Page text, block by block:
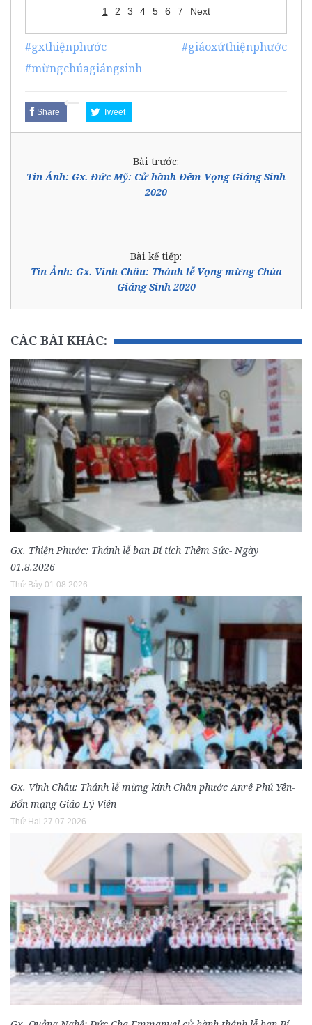
1 2 3 4 5 6 7 Next
#gxthiệnphước
#giáoxứthiệnphước
#mừngchúagiángsinh
Share Tweet
Bài trước:
Tin Ảnh: Gx. Đức Mỹ: Cử hành Đêm Vọng Giáng Sinh
2020
Bài kế tiếp:
Tin Ảnh: Gx. Vinh Châu: Thánh lễ Vọng mừng Chúa
Giáng Sinh 2020
CÁC BÀI KHÁC:
Gx. Thiện Phước: Thánh lễ ban Bí tích Thêm Sức- Ngày
01.8.2026
Thứ Bảy 01.08.2026
Gx. Vinh Châu: Thánh lễ mừng kính Chân phước Anrê Phú Yên-
Bổn mạng Giáo Lý Viên
Thứ Hai 27.07.2026